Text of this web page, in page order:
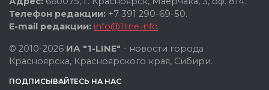
Телефон редакции: +7 391 290-69-50.
E-mail редакции: info@1line.info
© 2010-2026 ИА "1-LINE" - новости города
Красноярска, Красноярского края, Сибири.
ПОДПИСЫВАЙТЕСЬ НА НАС